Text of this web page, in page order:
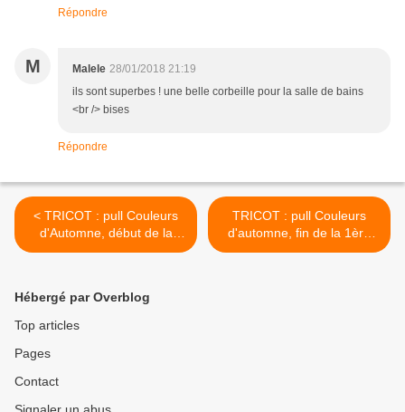
Répondre
M Malele 28/01/2018 21:19
ils sont superbes ! une belle corbeille pour la salle de bains
<br /> bises
Répondre
< TRICOT : pull Couleurs
d'Automne, début de la
1ère manche
TRICOT : pull Couleurs
d'automne, fin de la 1ère
manche >
Hébergé par Overblog
Top articles
Pages
Contact